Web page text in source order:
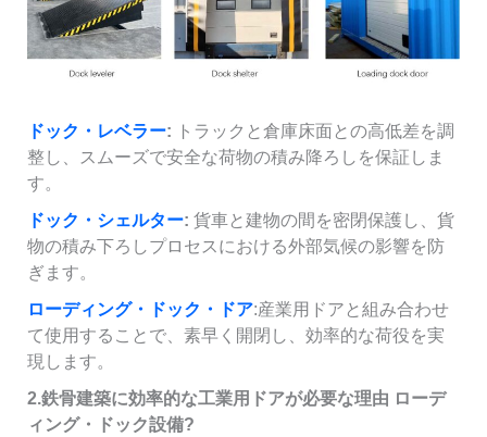
ドック・レベラー: トラックと倉庫床面との高低差を調
整し、スムーズで安全な荷物の積み降ろしを保証しま
す。
ドック・シェルター: 貨車と建物の間を密閉保護し、貨
物の積み下ろしプロセスにおける外部気候の影響を防
ぎます。
ローディング・ドック・ドア:産業用ドアと組み合わせ
て使用することで、素早く開閉し、効率的な荷役を実
現します。
2.鉄骨建築に効率的な工業用ドアが必要な理由 ローデ
ィング・ドック設備?